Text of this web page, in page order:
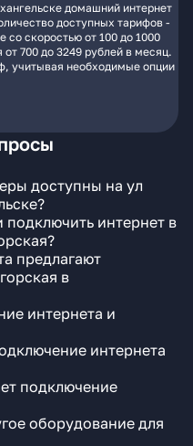
домашний интернет
доступных тарифов -
скоростью от 100 до 1000
700 до 3249 рублей в месяц.
учитывая необходимые опции
доступны на ул
интернет в
предлагают
в
интернета и
интернета
подключение
оборудование для